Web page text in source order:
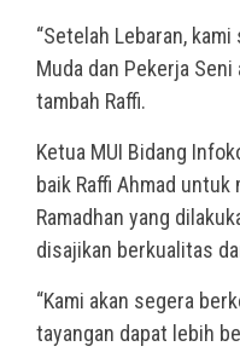
“Setelah Lebaran,
Muda dan Pekerja Seni
tambah Raffi.
Ketua MUI Bidang
baik Raffi Ahmad
Ramadhan yang
disajikan berkualitas
“Kami akan segera
tayangan dapat lebih